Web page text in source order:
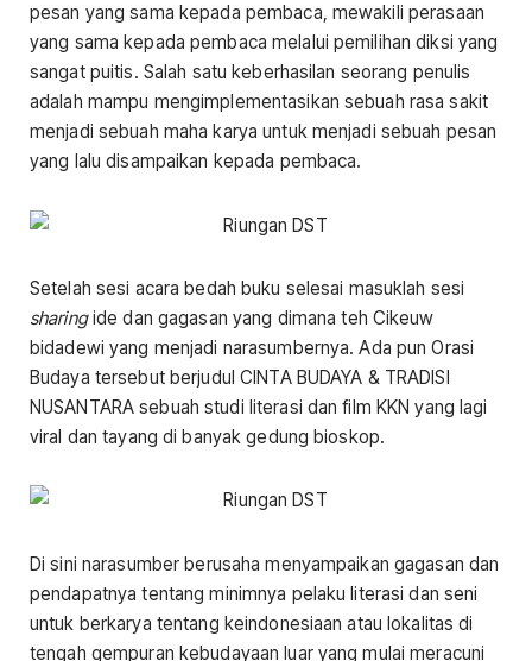
pesan yang sama kepada pembaca, mewakili perasaan
yang sama kepada pembaca melalui pemilihan diksi yang
sangat puitis. Salah satu keberhasilan seorang penulis
adalah mampu mengimplementasikan sebuah rasa sakit
menjadi sebuah maha karya untuk menjadi sebuah pesan
yang lalu disampaikan kepada pembaca.
Setelah sesi acara bedah buku selesai masuklah sesi
sharingide dan gagasan yang dimana teh Cikeuw
bidadewi yang menjadi narasumbernya. Ada pun Orasi
Budaya tersebut berjudul CINTA BUDAYA & TRADISI
NUSANTARA sebuah studi literasi dan film KKN yang lagi
viral dan tayang di banyak gedung bioskop.
Di sini narasumber berusaha menyampaikan gagasan dan
pendapatnya tentang minimnya pelaku literasi dan seni
untuk berkarya tentang keindonesiaan atau lokalitas di
tengah gempuran kebudayaan luar yang mulai meracuni